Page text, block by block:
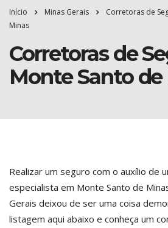
Início Minas Gerais
Corretoras de
Minas
Corretoras de
Monte Santo
Realizar um seguro com o auxílio de
especialista em Monte Santo de
Gerais deixou de ser uma coisa
listagem aqui abaixo e conheça um